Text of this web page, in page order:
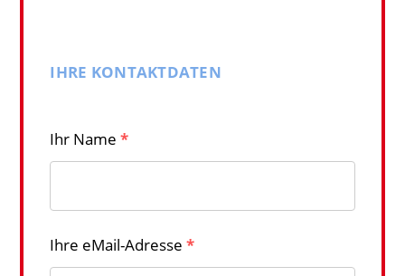
IHRE KONTAKTDATEN
Ihr Name *
Ihre eMail-Adresse *